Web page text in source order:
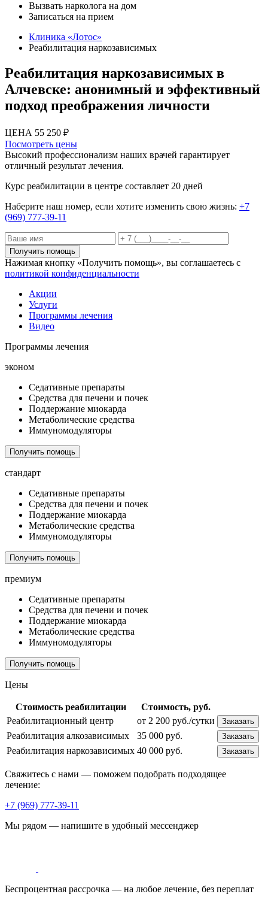
Вызвать нарколога на дом
Записаться на прием
Клиника «Лотос»
Реабилитация наркозависимых
Реабилитация наркозависимых в
Алчевске: анонимный и эффективный
подход преображения личности
ЦЕНА 55 250 ₽
Посмотреть цены
Высокий профессионализм наших врачей гарантирует
отличный результат лечения.
Курс реабилитации в центре составляет 20 дней
Наберите наш номер, если хотите изменить свою жизнь: +7
(969) 777-39-11
Получить помощь
Нажимая кнопку «Получить помощь», вы соглашаетесь с
политикой конфиденциальности
Акции
Услуги
Программы лечения
Видео
Программы лечения
эконом
Седативные препараты
Средства для печени и почек
Поддержание миокарда
Метаболические средства
Иммуномодуляторы
Получить помощь
стандарт
Седативные препараты
Средства для печени и почек
Поддержание миокарда
Метаболические средства
Иммуномодуляторы
Получить помощь
премиум
Седативные препараты
Средства для печени и почек
Поддержание миокарда
Метаболические средства
Иммуномодуляторы
Получить помощь
Цены
Стоимость реабилитации
Стоимость, руб.
Реабилитационный центр
от 2 200 руб./сутки Заказать
Реабилитация алкозависимых 35 000 руб. Заказать
Реабилитация наркозависимых 40 000 руб. Заказать
Свяжитесь с нами — поможем подобрать подходящее
лечение:
+7 (969) 777-39-11
Мы рядом — напишите в удобный мессенджер
Беспроцентная рассрочка — на любое лечение, без переплат